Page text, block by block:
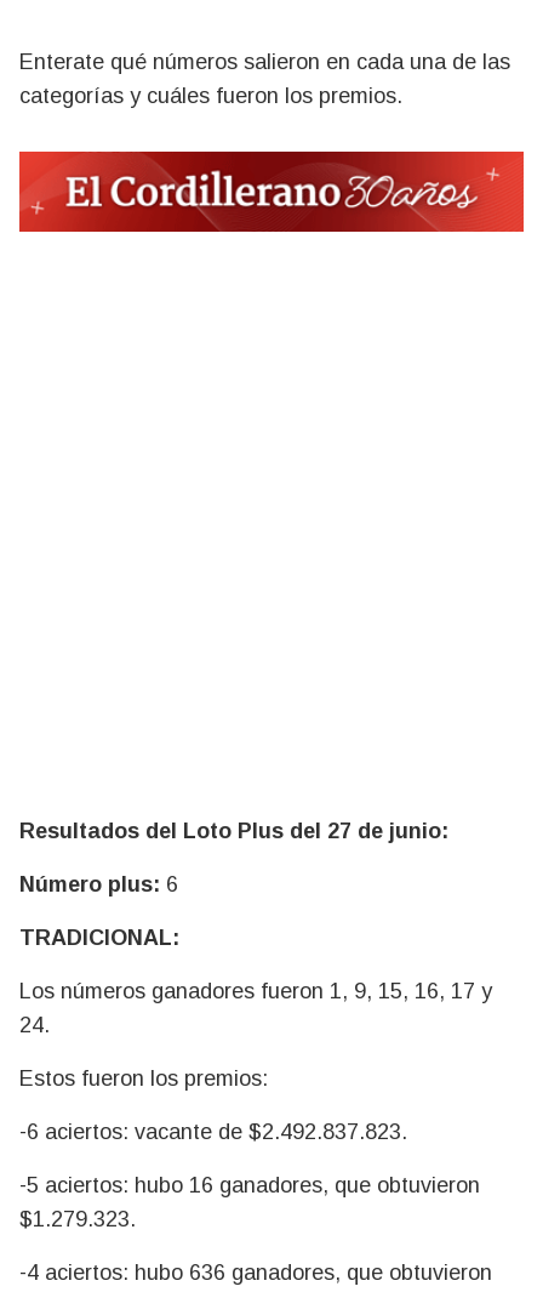
Enterate qué números salieron en cada una de las
categorías y cuáles fueron los premios.
Resultados del Loto Plus del 27 de junio:
Número plus: 6
TRADICIONAL:
Los números ganadores fueron 1, 9, 15, 16, 17 y
24.
Estos fueron los premios:
-6 aciertos: vacante de $2.492.837.823.
-5 aciertos: hubo 16 ganadores, que obtuvieron
$1.279.323.
-4 aciertos: hubo 636 ganadores, que obtuvieron